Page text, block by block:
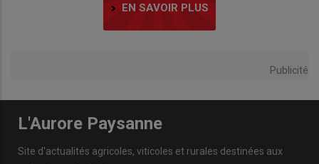
EN SAVOIR PLUS
Publicité
L'Aurore Paysanne
Site d'actualités agricoles, viticoles et rurales destinées aux